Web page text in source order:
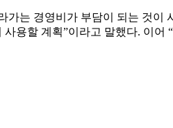
는 경영비가 부담이 되는 것이
용할 계획”이라고 말했다. 이